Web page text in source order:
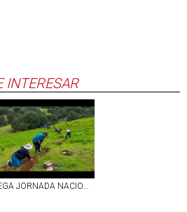
INTERESAR
MEGA JORNADA NACIONAL DE REFORESTACIÓN EN MÉXICO PARA PLANTAR 6.6 MILLONES DE ÁRBOLES EN UN DÍA